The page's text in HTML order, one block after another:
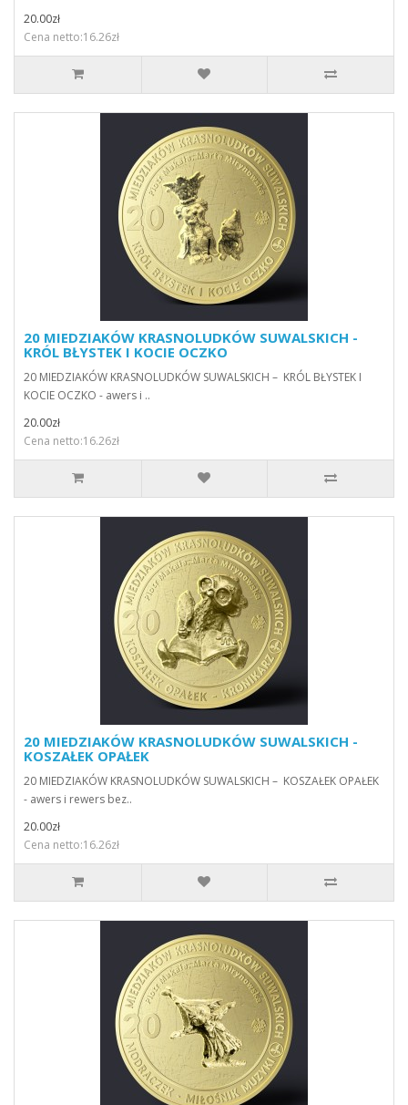
20.00zł
Cena netto:16.26zł
20 MIEDZIAKÓW KRASNOLUDKÓW SUWALSKICH -
KRÓL BŁYSTEK I KOCIE OCZKO
20 MIEDZIAKÓW KRASNOLUDKÓW SUWALSKICH – KRÓL BŁYSTEK I
KOCIE OCZKO - awers i ..
20.00zł
Cena netto:16.26zł
20 MIEDZIAKÓW KRASNOLUDKÓW SUWALSKICH -
KOSZAŁEK OPAŁEK
20 MIEDZIAKÓW KRASNOLUDKÓW SUWALSKICH – KOSZAŁEK OPAŁEK
- awers i rewers bez..
20.00zł
Cena netto:16.26zł